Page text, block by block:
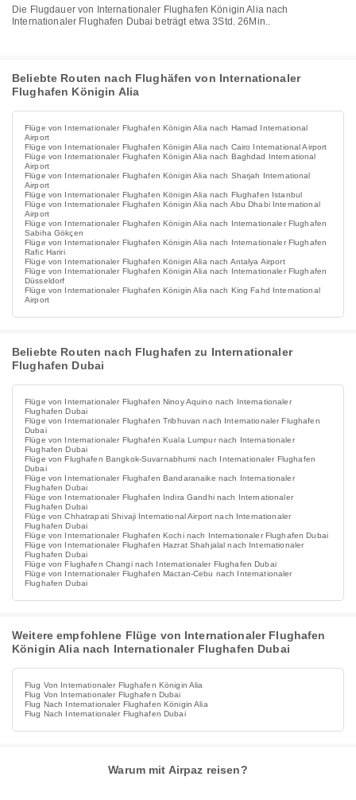
Die Flugdauer von Internationaler Flughafen Königin Alia nach
Internationaler Flughafen Dubai beträgt etwa 3Std. 26Min..
Beliebte Routen nach Flughäfen von Internationaler
Flughafen Königin Alia
Flüge von Internationaler Flughafen Königin Alia nach Hamad International
Airport
Flüge von Internationaler Flughafen Königin Alia nach Cairo International Airport
Flüge von Internationaler Flughafen Königin Alia nach Baghdad International
Airport
Flüge von Internationaler Flughafen Königin Alia nach Sharjah International
Airport
Flüge von Internationaler Flughafen Königin Alia nach Flughafen Istanbul
Flüge von Internationaler Flughafen Königin Alia nach Abu Dhabi International
Airport
Flüge von Internationaler Flughafen Königin Alia nach Internationaler Flughafen
Sabiha Gökçen
Flüge von Internationaler Flughafen Königin Alia nach Internationaler Flughafen
Rafic Hariri
Flüge von Internationaler Flughafen Königin Alia nach Antalya Airport
Flüge von Internationaler Flughafen Königin Alia nach Internationaler Flughafen
Düsseldorf
Flüge von Internationaler Flughafen Königin Alia nach King Fahd International
Airport
Beliebte Routen nach Flughafen zu Internationaler
Flughafen Dubai
Flüge von Internationaler Flughafen Ninoy Aquino nach Internationaler
Flughafen Dubai
Flüge von Internationaler Flughafen Tribhuvan nach Internationaler Flughafen
Dubai
Flüge von Internationaler Flughafen Kuala Lumpur nach Internationaler
Flughafen Dubai
Flüge von Flughafen Bangkok-Suvarnabhumi nach Internationaler Flughafen
Dubai
Flüge von Internationaler Flughafen Bandaranaike nach Internationaler
Flughafen Dubai
Flüge von Internationaler Flughafen Indira Gandhi nach Internationaler
Flughafen Dubai
Flüge von Chhatrapati Shivaji International Airport nach Internationaler
Flughafen Dubai
Flüge von Internationaler Flughafen Kochi nach Internationaler Flughafen Dubai
Flüge von Internationaler Flughafen Hazrat Shahjalal nach Internationaler
Flughafen Dubai
Flüge von Flughafen Changi nach Internationaler Flughafen Dubai
Flüge von Internationaler Flughafen Mactan-Cebu nach Internationaler
Flughafen Dubai
Weitere empfohlene Flüge von Internationaler Flughafen
Königin Alia nach Internationaler Flughafen Dubai
Flug Von Internationaler Flughafen Königin Alia
Flug Von Internationaler Flughafen Dubai
Flug Nach Internationaler Flughafen Königin Alia
Flug Nach Internationaler Flughafen Dubai
Warum mit Airpaz reisen?